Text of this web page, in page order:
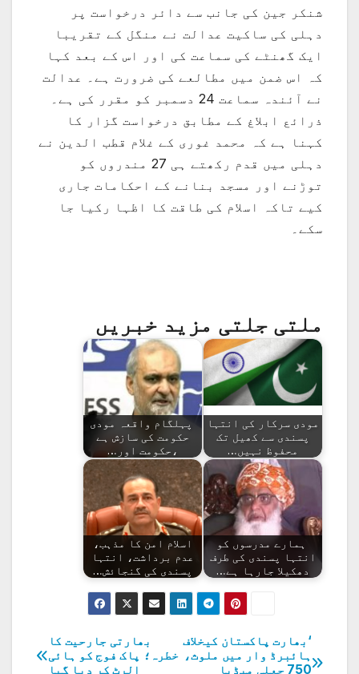
شنکر جین کی جانب سے دائر درخواست پر
دہلی کی ساکیت عدالت نے منگل کے تقریبا
ایک گھنٹے کی سماعت کی اور اس کے بعد کہا
کہ اس ضمن میں مطالعے کی ضرورت ہے۔ عدالت
نے آئندہ سماعت 24 دسمبر کو مقرر کی ہے۔
ذرائع ابلاغ کے مطابق درخواست گزار کا
کہنا ہے کہ محمد غوری کے غلام قطب الدین نے
دہلی میں قدم رکھتے ہی 27 مندروں کو
توڑنے اور مسجد بنانے کے احکامات جاری
کیے تاکہ اسلام کی طاقت کا اظہا رکیا جا
سکے۔
ملتی جلتی مزید خبریں
مودی سرکار کی انتہا
پسندی سے کھیل تک
محفوظ نہیں…
پہلگام واقعہ مودی
حکومت کی سازش ہے
،حکومت اور…
ہمارے مدرسوں کو
انتہا پسندی کی طرف
دھکیلا جارہا ہے…
اسلام امن کا مذہب،
عدم برداشت، انتہا
پسندی کی گنجائش…
پوسٹوں
بھارتی جارحیت کا
خطرہ؛ پاک فوج کو ہائی
الرٹ کر دیا گیا
‘بھارت پاکستان کیخلاف
ہائبرڈ وار میں ملوث،
750 جعلی میڈیا